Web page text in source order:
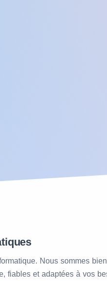
Nous sommes
fiables et adaptées à vos